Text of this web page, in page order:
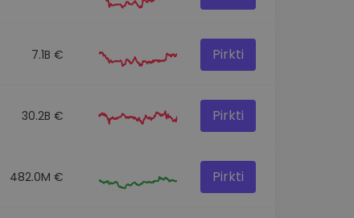
7.1B € Pirkti
30.2B € Pirkti
482.0M € Pirkti